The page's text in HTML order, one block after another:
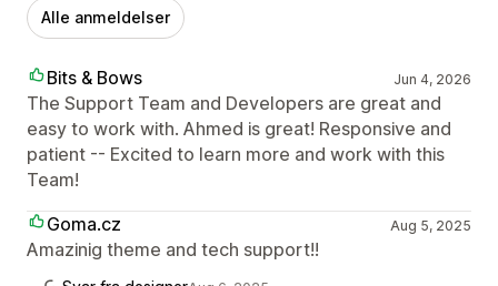
Alle anmeldelser
Bits & Bows Jun 4, 2026
The Support Team and Developers are great and
easy to work with. Ahmed is great! Responsive and
patient -- Excited to learn more and work with this
Team!
Goma.cz
Aug 5, 2025
Amazinig theme and tech support!!